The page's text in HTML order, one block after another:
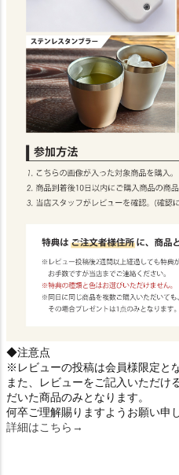
◆注意点
※レビューの投稿は会員様限定と
また、レビューをご記入いただけ
だいた商品のみとなります。
何卒ご理解賜りますようお願い申
詳細はこちら→